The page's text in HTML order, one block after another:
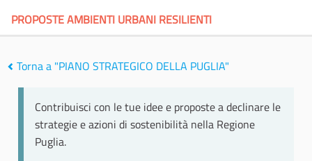
PROPOSTE AMBIENTI URBANI RESILIENTI
Torna a "PIANO STRATEGICO DELLA PUGLIA"
Contribuisci con le tue idee e proposte a declinare le
strategie e azioni di sostenibilità nella Regione
Puglia.